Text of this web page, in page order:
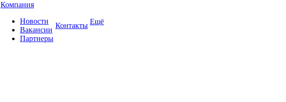
Компания
Новости
Вакансии
Партнеры
Контакты Ещё